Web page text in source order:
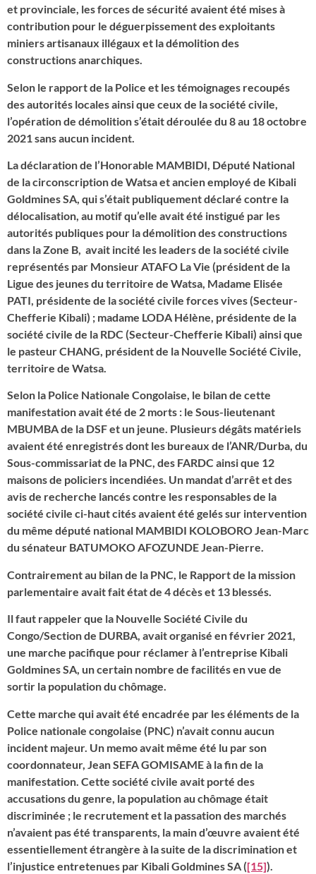
et provinciale, les forces de sécurité avaient été mises à
contribution pour le déguerpissement des exploitants
miniers artisanaux illégaux et la démolition des
constructions anarchiques.
Selon le rapport de la Police et les témoignages recoupés
des autorités locales ainsi que ceux de la société civile,
l’opération de démolition s’était déroulée du 8 au 18 octobre
2021 sans aucun incident.
La déclaration de l’Honorable MAMBIDI, Député National
de la circonscription de Watsa et ancien employé de Kibali
Goldmines SA, qui s’était publiquement déclaré contre la
délocalisation, au motif qu’elle avait été instigué par les
autorités publiques pour la démolition des constructions
dans la Zone B, avait incité les leaders de la société civile
représentés par Monsieur ATAFO La Vie (président de la
Ligue des jeunes du territoire de Watsa, Madame Elisée
PATI, présidente de la société civile forces vives (Secteur-
Chefferie Kibali) ; madame LODA Hélène, présidente de la
société civile de la RDC (Secteur-Chefferie Kibali) ainsi que
le pasteur CHANG, président de la Nouvelle Société Civile,
territoire de Watsa.
Selon la Police Nationale Congolaise, le bilan de cette
manifestation avait été de 2 morts : le Sous-lieutenant
MBUMBA de la DSF et un jeune. Plusieurs dégâts matériels
avaient été enregistrés dont les bureaux de l’ANR/Durba, du
Sous-commissariat de la PNC, des FARDC ainsi que 12
maisons de policiers incendiées. Un mandat d’arrêt et des
avis de recherche lancés contre les responsables de la
société civile ci-haut cités avaient été gelés sur intervention
du même député national MAMBIDI KOLOBORO Jean-Marc
du sénateur BATUMOKO AFOZUNDE Jean-Pierre.
Contrairement au bilan de la PNC, le Rapport de la mission
parlementaire avait fait état de 4 décès et 13 blessés.
Il faut rappeler que la Nouvelle Société Civile du
Congo/Section de DURBA, avait organisé en février 2021,
une marche pacifique pour réclamer à l’entreprise Kibali
Goldmines SA, un certain nombre de facilités en vue de
sortir la population du chômage.
Cette marche qui avait été encadrée par les éléments de la
Police nationale congolaise (PNC) n’avait connu aucun
incident majeur. Un memo avait même été lu par son
coordonnateur, Jean SEFA GOMISAME à la fin de la
manifestation. Cette société civile avait porté des
accusations du genre, la population au chômage était
discriminée ; le recrutement et la passation des marchés
n’avaient pas été transparents, la main d’œuvre avaient été
essentiellement étrangère à la suite de la discrimination et
l’injustice entretenues par Kibali Goldmines SA ([15]).